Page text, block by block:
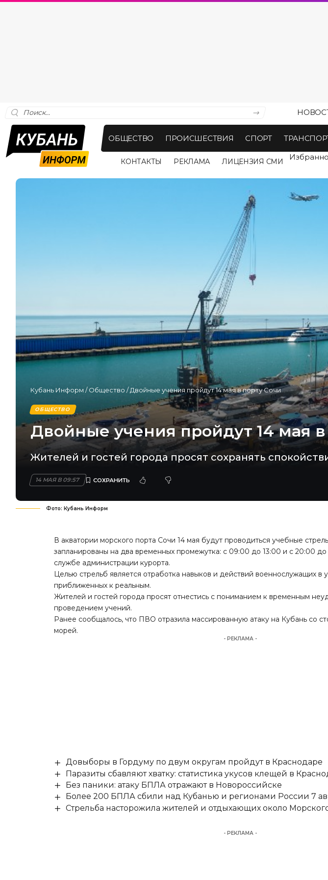
ОБЩЕСТВО ПРОИСШЕСТВИЯ СПОРТ
КОНТАКТЫ РЕКЛАМА ЛИЦЕНЗИЯ СМИ
Кубань Информ /Общество /Двойные учения пройдут 14 мая в порту Сочи
ОБЩЕСТВО
Двойные учения пройдут 14 мая
Жителей и гостей города просят сохранять
14 МАЯ В 09:57
Фото: Кубань Информ
В акватории морского порта Сочи 14 мая будут проводиться учебные
запланированы на два временных промежутка: с 09:00 до 13:00 и с 20:00
службе администрации курорта.
Целью стрельб является отработка навыков и действий военнослужащих в
приближенных к реальным.
Жителей и гостей города просят отнестись с пониманием к временным
проведением учений.
Ранее сообщалось, что ПВО отразила массированную атаку на Кубань со
морей.
- РЕКЛАМА -
Довыборы в Гордуму по двум округам пройдут в Краснодаре
Паразиты сбавляют хватку: статистика укусов клещей в
Без паники: атаку БПЛА отражают в Новороссийске
Более 200 БПЛА сбили над Кубанью и регионами России 7
Стрельба насторожила жителей и отдыхающих около
- РЕКЛАМА -